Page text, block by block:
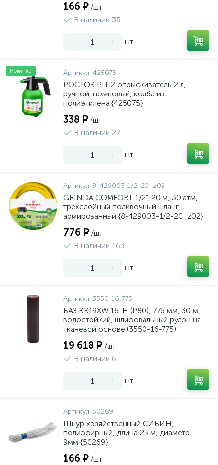
166 ₽ /шт
В наличии 35
- + шт
Новинка Артикул: 425075
РОСТОК РП-2 опрыскиватель 2 л,
ручной, помповый, колба из
полиэтилена {425075}
338 ₽ /шт
В наличии 27
- + шт
Артикул: 8-429003-1/2-20_z02
GRINDA COMFORT 1/2", 20 м, 30 атм,
трёхслойный поливочный шланг,
армированный {8-429003-1/2-20_z02}
776 ₽ /шт
В наличии 163
- + шт
Артикул: 3550-16-775
БАЗ KK19XW 16-H (Р80), 775 мм, 30 м,
водостойкий, шлифовальный рулон на
тканевой основе (3550-16-775)
19 618 ₽ /шт
В наличии 6
- + шт
Артикул: 50269
Шнур хозяйственный СИБИН,
полиэфирный, длина 25 м, диаметр -
9мм {50269}
166 ₽ /шт